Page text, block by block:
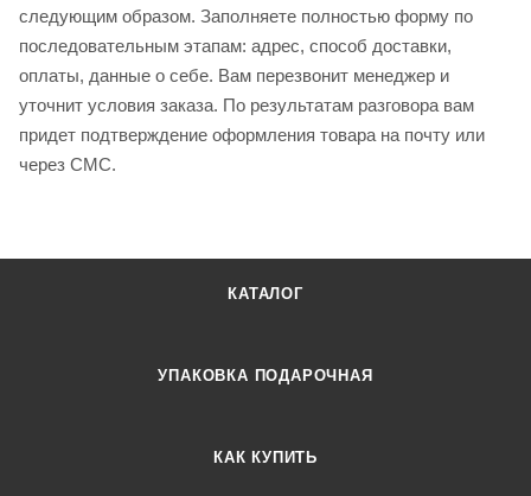
следующим образом. Заполняете полностью форму по
последовательным этапам: адрес, способ доставки,
оплаты, данные о себе. Вам перезвонит менеджер и
уточнит условия заказа. По результатам разговора вам
придет подтверждение оформления товара на почту или
через СМС.
КАТАЛОГ
УПАКОВКА ПОДАРОЧНАЯ
КАК КУПИТЬ